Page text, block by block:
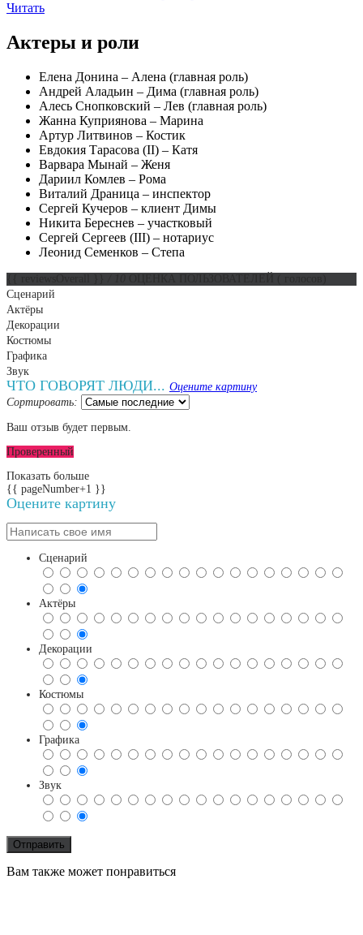
Читать
Актеры и роли
Елена Донина – Алена (главная роль)
Андрей Аладьин – Дима (главная роль)
Алесь Снопковский – Лев (главная роль)
Жанна Куприянова – Марина
Артур Литвинов – Костик
Евдокия Тарасова (II) – Катя
Варвара Мынай – Женя
Дариил Комлев – Рома
Виталий Драница – инспектор
Сергей Кучеров – клиент Димы
Никита Береснев – участковый
Сергей Сергеев (III) – нотариус
Леонид Семенков – Степа
Сценарий
Актёры
Декорации
Костюмы
Графика
Звук
ЧТО ГОВОРЯТ ЛЮДИ... Оцените картину
Сортировать:
Ваш отзыв будет первым.
Проверенный
Показать больше
{{ pageNumber+1 }}
Оцените картину
Сценарий
Актёры
Декорации
Костюмы
Графика
Звук
Вам также может понравиться